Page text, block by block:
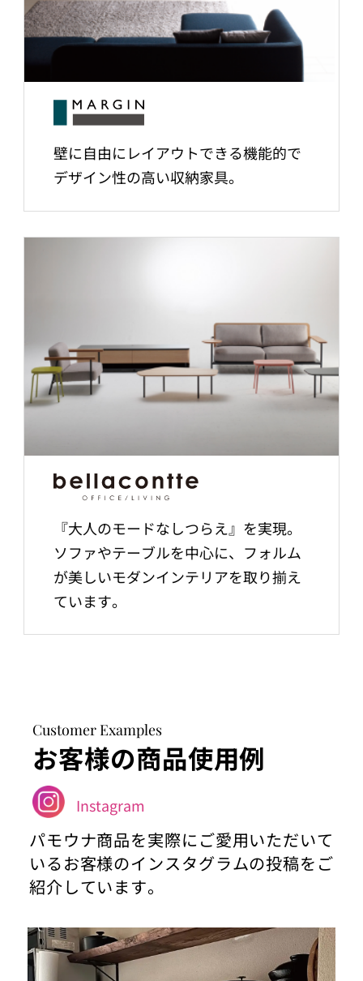
壁に自由にレイアウトできる機能的で
デザイン性の高い収納家具。
『大人のモードなしつらえ』を実現。
ソファやテーブルを中心に、フォルム
が美しいモダンインテリアを取り揃え
ています。
Customer Examples
お客様の商品使用例
Instagram
パモウナ商品を実際にご愛用いただいて
いるお客様のインスタグラムの投稿をご
紹介しています。